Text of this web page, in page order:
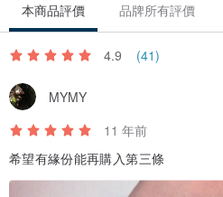
本商品評價 品牌所有評價
4.9 (41)
MYMY
11 年前
希望有緣份能再購入第三條